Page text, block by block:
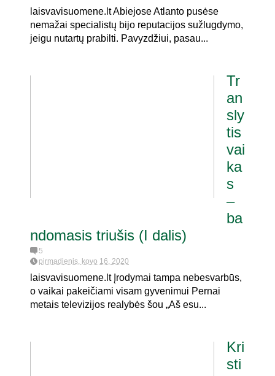
laisvavisuomene.lt Abiejose Atlanto pusėse
nemažai specialistų bijo reputacijos sužlugdymo,
jeigu nutartų prabilti. Pavyzdžiui, pasau...
Tr
an
sly
tis
vai
ka
s
–
ba
ndomasis triušis (I dalis)
5
pirmadienis, kovo 16, 2020
laisvavisuomene.lt Įrodymai tampa nebesvarbūs,
o vaikai pakeičiami visam gyvenimui Pernai
metais televizijos realybės šou „Aš esu...
Kri
sti